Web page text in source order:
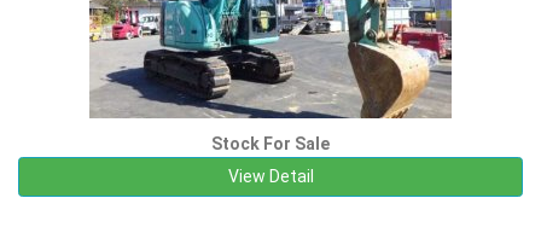
Stock For Sale
View Detail